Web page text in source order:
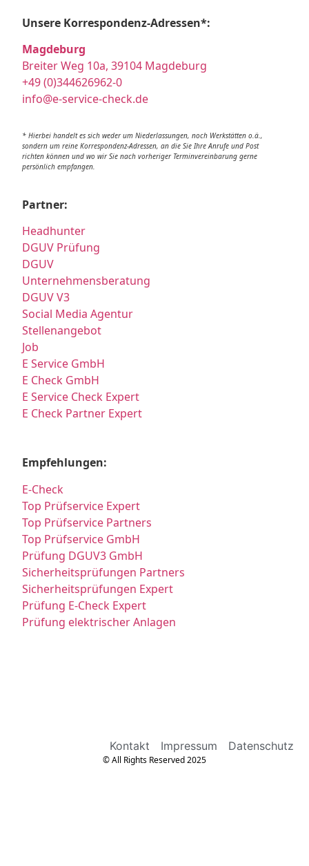
Unsere Korrespondenz-Adressen*:
Magdeburg
Breiter Weg 10a, 39104 Magdeburg
+49 (0)344626962-0
info@e-service-check.de
* Hierbei handelt es sich weder um Niederlassungen, noch Werkstätten o.ä.,
sondern um reine Korrespondenz-Adressen, an die Sie Ihre Anrufe und Post
richten können und wo wir Sie nach vorheriger Terminvereinbarung gerne
persönlich empfangen.
Partner:
Headhunter
DGUV Prüfung
DGUV
Unternehmensberatung
DGUV V3
Social Media Agentur
Stellenangebot
Job
E Service GmbH
E Check GmbH
E Service Check Expert
E Check Partner Expert
Empfehlungen:
E-Check
Top Prüfservice Expert
Top Prüfservice Partners
Top Prüfservice GmbH
Prüfung DGUV3 GmbH
Sicherheitsprüfungen Partners
Sicherheitsprüfungen Expert
Prüfung E-Check Expert
Prüfung elektrischer Anlagen
Kontakt Impressum Datenschutz
© All Rights Reserved 2025